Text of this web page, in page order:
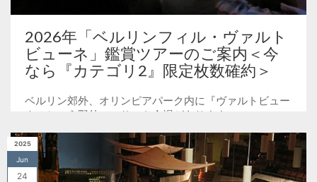
2026年「ベルリンフィル・ヴァルト
ビューネ」鑑賞ツアーのご案内＜今
なら『カテゴリ2』限定枚数確約＞
ベルリン郊外、オリンピアパーク内に『ヴァルトビュー
ネ』という野外コンサート会場があります。
という名前の通り、森に囲まれた自然あふれるコンサー
ト会...
2025
Jun
24